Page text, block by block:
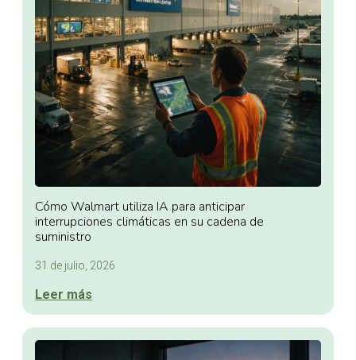
Cómo Walmart utiliza IA para anticipar
interrupciones climáticas en su cadena de
suministro
31 de julio, 2026
Leer más